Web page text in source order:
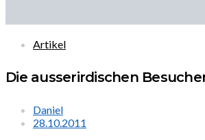
Artikel
Die ausserirdischen
Daniel
28.10.2011